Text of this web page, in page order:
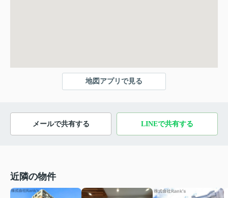
地図アプリで見る
メールで共有する LINEで共有する
近隣の物件